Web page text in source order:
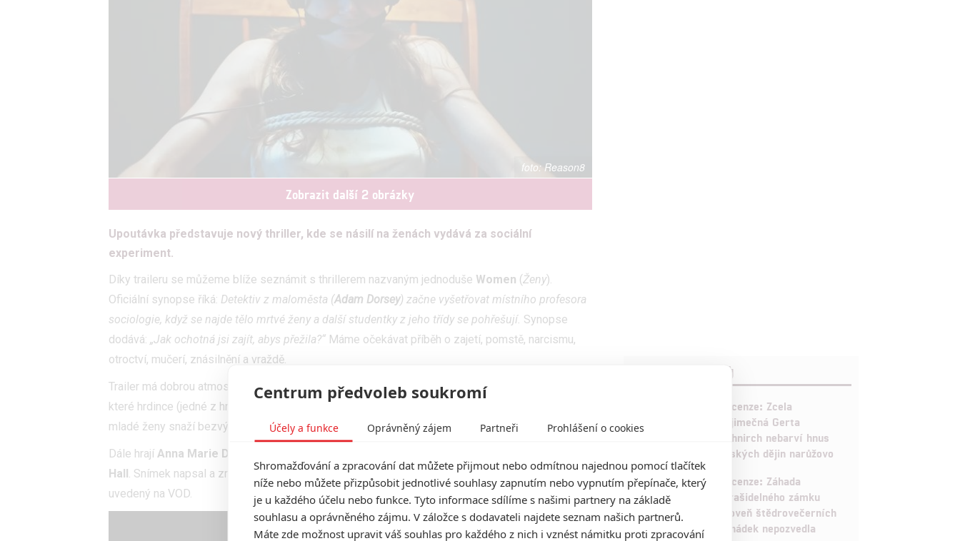
Reason8
Zobrazit další 2 obrázky
Upoutávka představuje nový thriller, kde se násilí na ženách vydává za sociální
experiment.
Díky traileru se můžeme blíže seznámit s thrillerem nazvaným jednoduše Women (Ženy).
Oficiální synopse říká: Detektiv z maloměsta (Adam Dorsey) začne vyšetřovat místního profesora
sociologie, když se najde tělo mrtvé ženy a další studentky z jeho třídy se pohřešují. Synopse
dodává: „Jak ochotná jsi zajít, abys přežila?“ Máme očekávat příběh o zajetí, pomstě, narcismu,
otroctví, mučerí, znásilnění a vraždě.
Trailer má dobrou atmosféru. Profesor působí správně úlisně a od začátku je cítit nebezpečí,
které hrdince (jedné z hrdinek) hrozí. V zajetí je potom zajímavě vykreslená bezmoc, se kterou se
mladé ženy snaží bezvýchodné situaci vzdorovat.
Dále hrají Anna Marie Dobbins
Hall . Snímek napsal a zrežíroval Islanďan Anton Sigurdsson. 28. květnamá být snímek
uvedený na VOD.
RECENZE FILMŮ
Recenze: Zcela
výjimečná Gerta
Schnirch nebarví hnus
českých dějin narůžovo
5
Recenze: Záhada
strašidelného zámku
úroveň štědrovečerních
pohádek nepozvedla
Centrum předvoleb soukromí
Účely a funkce Oprávněný zájem Partneři Prohlášení o cookies
Shromažďování a zpracování dat můžete přijmout nebo odmítnou najednou pomocí tlačítek
níže nebo můžete přizpůsobit jednotlivé souhlasy zapnutím nebo vypnutím přepínače, který
je u každého účelu nebo funkce. Tyto informace sdílíme s našimi partnery na základě
souhlasu a oprávněného zájmu. V záložce s dodavateli najdete seznam našich partnerů.
Máte zde možnost upravit váš souhlas pro každého z nich i vznést námitku proti zpracování